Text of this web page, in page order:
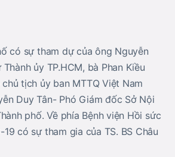
có sự tham dự của ông Nguyễn
ủy TP.HCM, bà Phan Kiều
tịch ủy ban MTTQ Việt Nam
Duy Tân- Phó Giám đốc Sở Nội
phố. Về phía Bệnh viện Hồi sức
19 có sự tham gia của TS. BS Châu